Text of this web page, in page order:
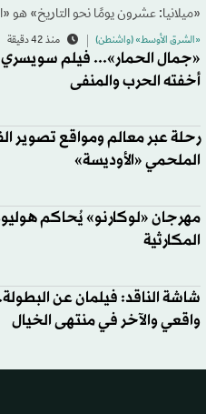
«ميلانيا: عشرون يومًا نحو التاريخ» هو
«الشرق الأوسط» (واشنطن) منذ 42 دقيقة
«جمال الحمار»... فيلم
أخفته الحرب والمنفى
رحلة عبر معالم ومواقع تصوير
الملحمي «الأوديسة»
مهرجان «لوكارنو» يُحاكم
المكارثية
شاشة الناقد: فيلمان عن
واقعي والآخر في منتهى الخيال